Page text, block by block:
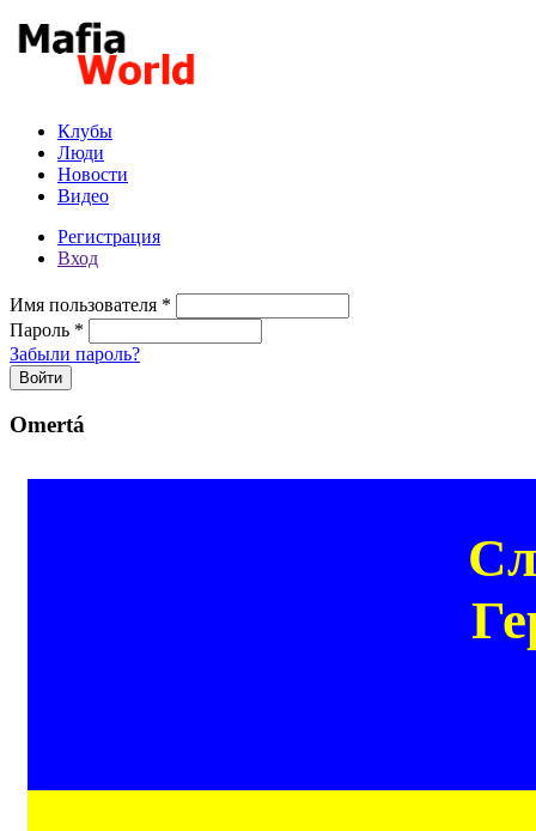
Перейти к основному содержанию
Клубы
Люди
Новости
Видео
Регистрация
Вход
Имя пользователя *
Пароль *
Забыли пароль?
Omertá